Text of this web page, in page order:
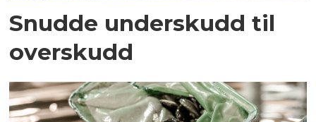
Snudde underskudd til
overskudd